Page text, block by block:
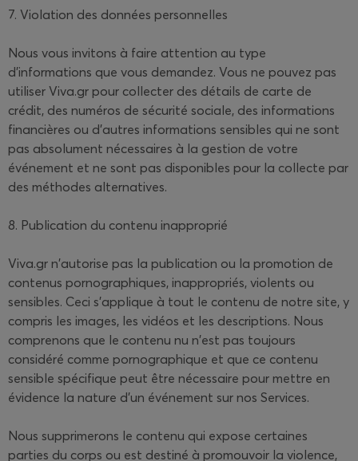
7. Violation des données personnelles
Nous vous invitons à faire attention au type
d'informations que vous demandez. Vous ne pouvez pas
utiliser Viva.gr pour collecter des détails de carte de
crédit, des numéros de sécurité sociale, des informations
financières ou d'autres informations sensibles qui ne sont
pas absolument nécessaires à la gestion de votre
événement et ne sont pas disponibles pour la collecte par
des méthodes alternatives.
8. Publication du contenu inapproprié
Viva.gr n'autorise pas la publication ou la promotion de
contenus pornographiques, inappropriés, violents ou
sensibles. Ceci s'applique à tout le contenu de notre site, y
compris les images, les vidéos et les descriptions. Nous
comprenons que le contenu nu n'est pas toujours
considéré comme pornographique et que ce contenu
sensible spécifique peut être nécessaire pour mettre en
évidence la nature d'un événement sur nos Services.
Nous supprimerons le contenu qui expose certaines
parties du corps ou est destiné à promouvoir la violence,